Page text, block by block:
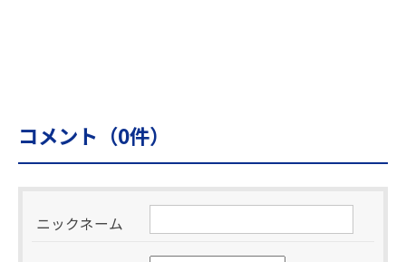
コメント（0件）
ニックネーム